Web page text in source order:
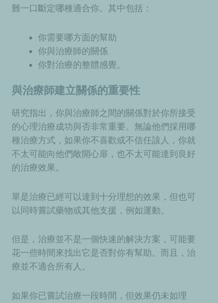
難一口斷定哪種適合你。其中包括：
你需要哪方面的幫助
你與治療師的關係
你對治療的整體感覺。
與治療師建立關係的重要性
研究指出，你與治療師之間的關係對於你所接受
的心理治療成功與否非常重要。無論他們採用哪
種治療方式，如果你不喜歡或不信任該人，你就
不太可能向他們敞開心扉，也不太可能達到良好
的治療效果。
單是治療已經可以達到十分理想的效果，但也可
以同時嘗試藥物或其他支援，例如運動。
但是，治療並不是一個快速的解決方案，可能要
花一些時間來找出它是否對你有幫助。而且，治
療並不適合所有人。
如果你已嘗試治療一段時間，但效果仍未如理